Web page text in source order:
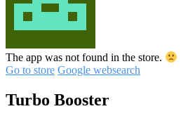
The app was not found in the store.
Go to store Google websearch
Turbo Booster